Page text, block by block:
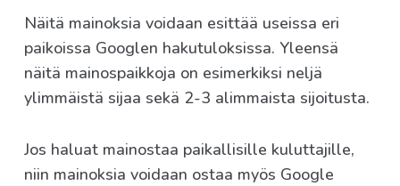
Näitä mainoksia voidaan esittää useissa eri
paikoissa Googlen hakutuloksissa. Yleensä
näitä mainospaikkoja on esimerkiksi neljä
ylimmäistä sijaa sekä 2-3 alimmaista sijoitusta.
Jos haluat mainostaa paikallisille kuluttajille,
niin mainoksia voidaan ostaa myös Google